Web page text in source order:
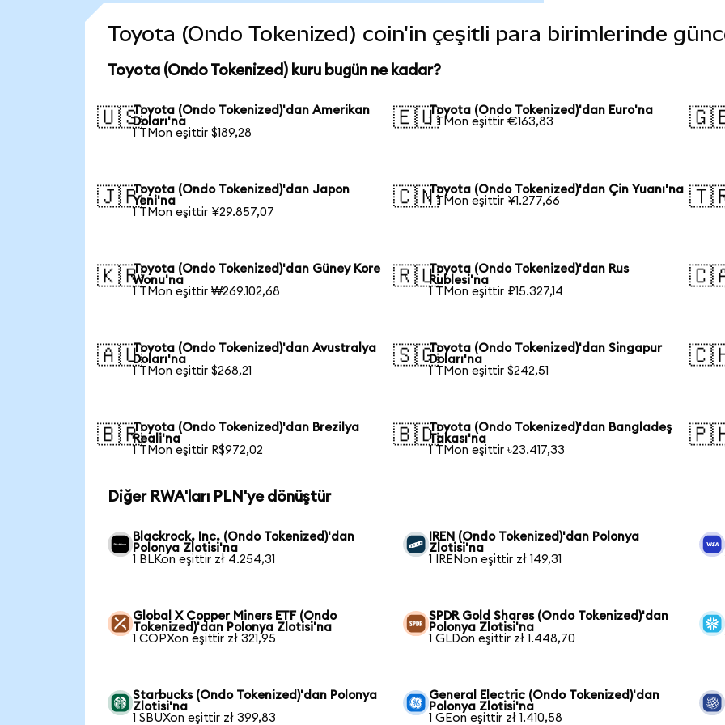
Toyota (Ondo Tokenized) coin'in çeşitli para birimlerinde
Toyota (Ondo Tokenized) kuru bugün ne kadar?
🇺🇸Toyota (Ondo Tokenized)'dan Amerikan
Doları'na
1 TMon eşittir $189,28
🇪🇺Toyota (Ondo Tokenized)'dan Euro'na
1 TMon eşittir €163,83
🇯🇵Toyota (Ondo Tokenized)'dan Japon
Yeni'na
1 TMon eşittir ¥29.857,07
🇨🇳Toyota (Ondo Tokenized)'dan Çin Yuanı'na
1 TMon eşittir ¥1.277,66
🇰🇷Toyota (Ondo Tokenized)'dan Güney Kore
Wonu'na
1 TMon eşittir ₩269.102,68
🇷🇺Toyota (Ondo Tokenized)'dan Rus
Rublesi'na
1 TMon eşittir ₽15.327,14
🇦🇺Toyota (Ondo Tokenized)'dan Avustralya
Doları'na
1 TMon eşittir $268,21
🇸🇬Toyota (Ondo Tokenized)'dan Singapur
Doları'na
1 TMon eşittir $242,51
🇧🇷Toyota (Ondo Tokenized)'dan Brezilya
Reali'na
1 TMon eşittir R$972,02
🇧🇩Toyota (Ondo Tokenized)'dan Bangladeş
Takası'na
1 TMon eşittir ৳23.417,33
Diğer RWA'ları PLN'ye dönüştür
Blackrock, Inc. (Ondo Tokenized)'dan
Polonya Zlotisi'na
1 BLKon eşittir zł 4.254,31
IREN (Ondo Tokenized)'dan Polonya
Zlotisi'na
1 IRENon eşittir zł 149,31
Global X Copper Miners ETF (Ondo
Tokenized)'dan Polonya Zlotisi'na
1 COPXon eşittir zł 321,95
SPDR Gold Shares (Ondo Tokenized)'dan
Polonya Zlotisi'na
1 GLDon eşittir zł 1.448,70
Starbucks (Ondo Tokenized)'dan Polonya
Zlotisi'na
1 SBUXon eşittir zł 399,83
General Electric (Ondo Tokenized)'dan
Polonya Zlotisi'na
1 GEon eşittir zł 1.410,58